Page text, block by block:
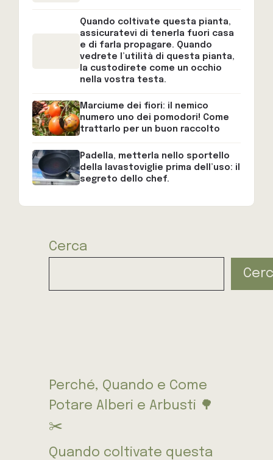
Quando coltivate questa pianta,
assicuratevi di tenerla fuori casa
e di farla propagare. Quando
vedrete l’utilità di questa pianta,
la custodirete come un occhio
nella vostra testa.
Marciume dei fiori: il nemico
numero uno dei pomodori! Come
trattarlo per un buon raccolto
Padella, metterla nello sportello
della lavastoviglie prima dell’uso: il
segreto dello chef.
Cerca
Perché, Quando e Come
Potare Alberi e Arbusti 🌳
✂️
Quando coltivate questa